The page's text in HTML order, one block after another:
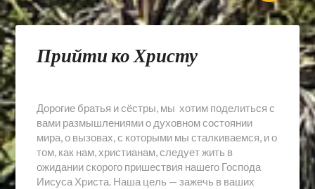
Прийти ко Христу
Дорогие братья и сёстры, мы хотим поделиться с
вами размышлениями о духовном состоянии
мира, о вызовах, с которыми мы сталкиваемся, и о
том, как нам, христианам, следует жить в
ожидании скорого пришествия нашего Господа
Иисуса Христа. Наша цель — зажечь в ваших